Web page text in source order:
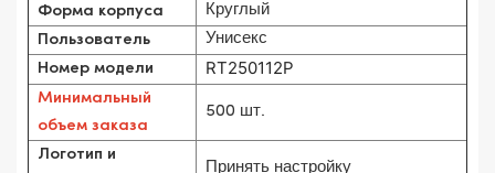
Форма корпуса Круглый
Пользователь Унисекс
Номер модели RT250112P
Минимальный
объем заказа
500 шт.
Логотип и
Принять настройку